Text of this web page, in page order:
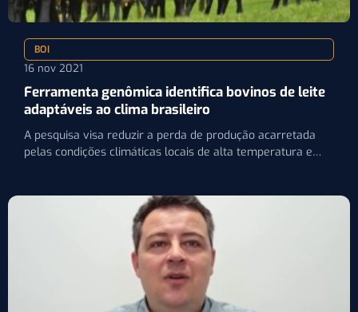
BOI
16 nov 2021
Ferramenta genômica identifica bovinos de leite
adaptáveis ao clima brasileiro
A pesquisa visa reduzir a perda de produção acarretada
pelas condições climáticas locais de alta temperatura e